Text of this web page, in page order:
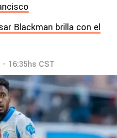
Blackman brilla con el
16:35hs CST